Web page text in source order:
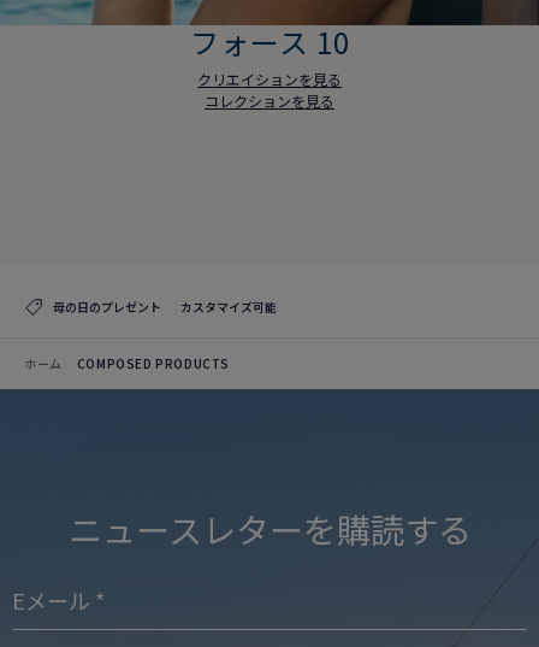
フォース 10
クリエイションを見る
コレクションを見る
母の日のプレゼント カスタマイズ可能
ホーム COMPOSED PRODUCTS
ニュースレターを購読する